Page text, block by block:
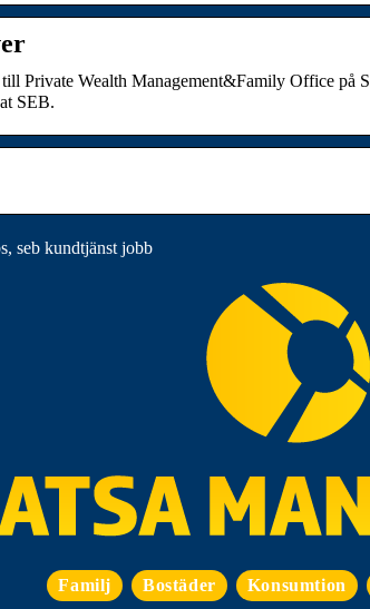
Private Wealth Management&Family Office på
SEB.
seb kundtjänst jobb
Familj Bostäder Konsumtion